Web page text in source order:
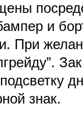
и
При
знак.